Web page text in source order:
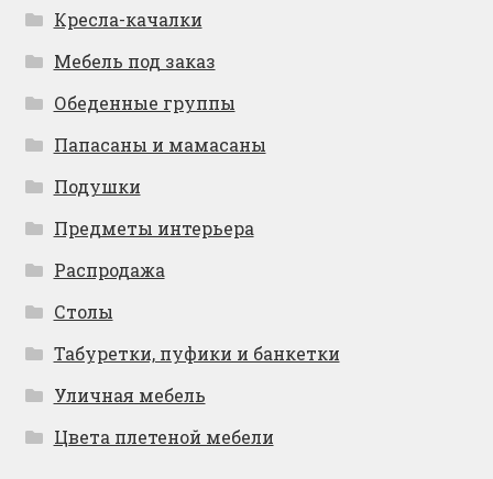
Кресла-качалки
Мебель под заказ
Обеденные группы
Папасаны и мамасаны
Подушки
Предметы интерьера
Распродажа
Столы
Табуретки, пуфики и банкетки
Уличная мебель
Цвета плетеной мебели